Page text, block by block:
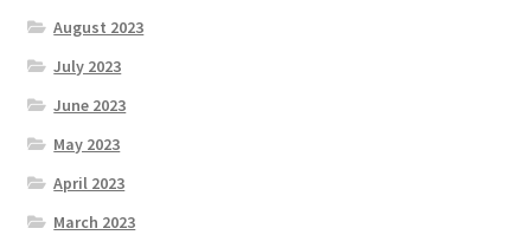
August 2023
July 2023
June 2023
May 2023
April 2023
March 2023